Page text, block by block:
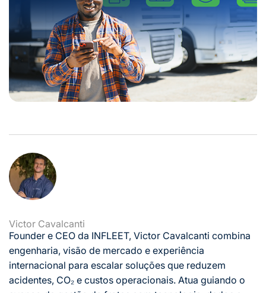
Victor Cavalcanti
Founder e CEO da INFLEET, Victor Cavalcanti combina
engenharia, visão de mercado e experiência
internacional para escalar soluções que reduzem
acidentes, CO₂ e custos operacionais. Atua guiando o